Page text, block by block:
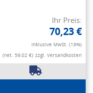
Ihr Preis:
70,23 €
Inklusive MwSt. (19%)
(net. 59,02 €) zzgl. Versandkosten